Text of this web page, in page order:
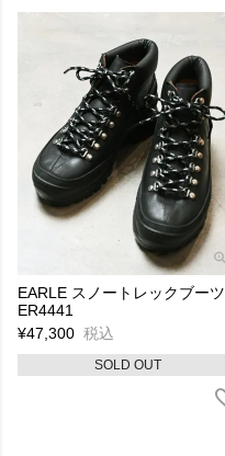
EARLE スノートレックブーツ
ER4441
¥47,300 税込
SOLD OUT